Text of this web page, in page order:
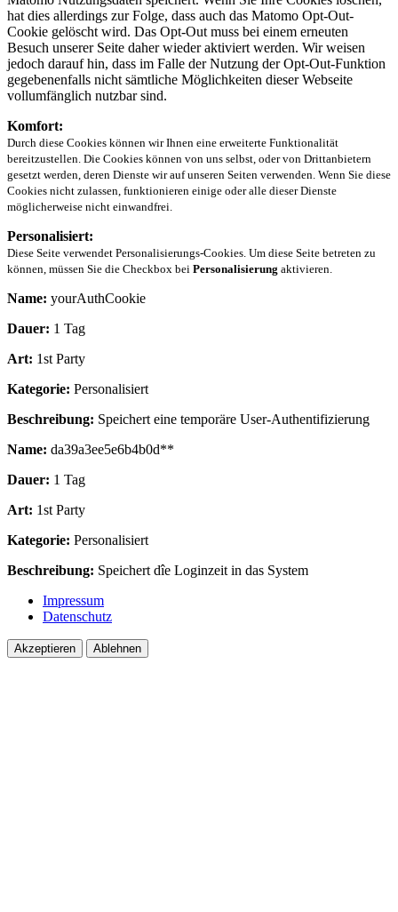
hat dies allerdings zur Folge, dass auch das Matomo Opt-Out-
Cookie gelöscht wird. Das Opt-Out muss bei einem erneuten
Besuch unserer Seite daher wieder aktiviert werden. Wir weisen
jedoch darauf hin, dass im Falle der Nutzung der Opt-Out-Funktion
gegebenenfalls nicht sämtliche Möglichkeiten dieser Webseite
vollumfänglich nutzbar sind.
Komfort:
Durch diese Cookies können wir Ihnen eine erweiterte Funktionalität
bereitzustellen. Die Cookies können von uns selbst, oder von Drittanbietern
gesetzt werden, deren Dienste wir auf unseren Seiten verwenden. Wenn Sie diese
Cookies nicht zulassen, funktionieren einige oder alle dieser Dienste
möglicherweise nicht einwandfrei.
Personalisiert:
Diese Seite verwendet Personalisierungs-Cookies. Um diese Seite betreten zu
können, müssen Sie die Checkbox bei Personalisierung aktivieren.
Name: yourAuthCookie
Dauer: 1 Tag
Art: 1st Party
Kategorie: Personalisiert
Beschreibung: Speichert eine temporäre User-Authentifizierung
Name: da39a3ee5e6b4b0d**
Dauer: 1 Tag
Art: 1st Party
Kategorie: Personalisiert
Beschreibung: Speichert dîe Loginzeit in das System
Impressum
Datenschutz
Akzeptieren Ablehnen